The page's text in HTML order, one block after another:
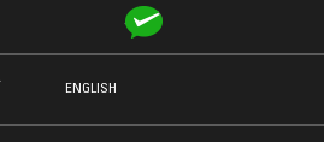
ENGLISH